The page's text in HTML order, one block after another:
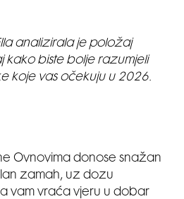
analizirala je položaj
kako biste bolje razumjeli
koje vas očekuju u 2026.
Ovnovima donose snažan
zamah, uz dozu
vam vraća vjeru u dobar